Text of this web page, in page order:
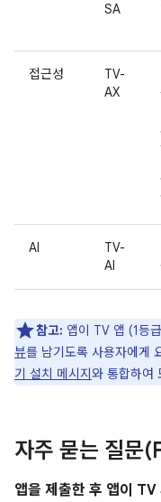
SA
접근성
TV-
AX
AI
TV-
AI
참고: 앱이 TV 앱 (1등
뷰를 남기도록 사용자에게
기 설치 메시지와 통합하여
자주 묻는 질문
앱을 제출한 후 앱이 TV